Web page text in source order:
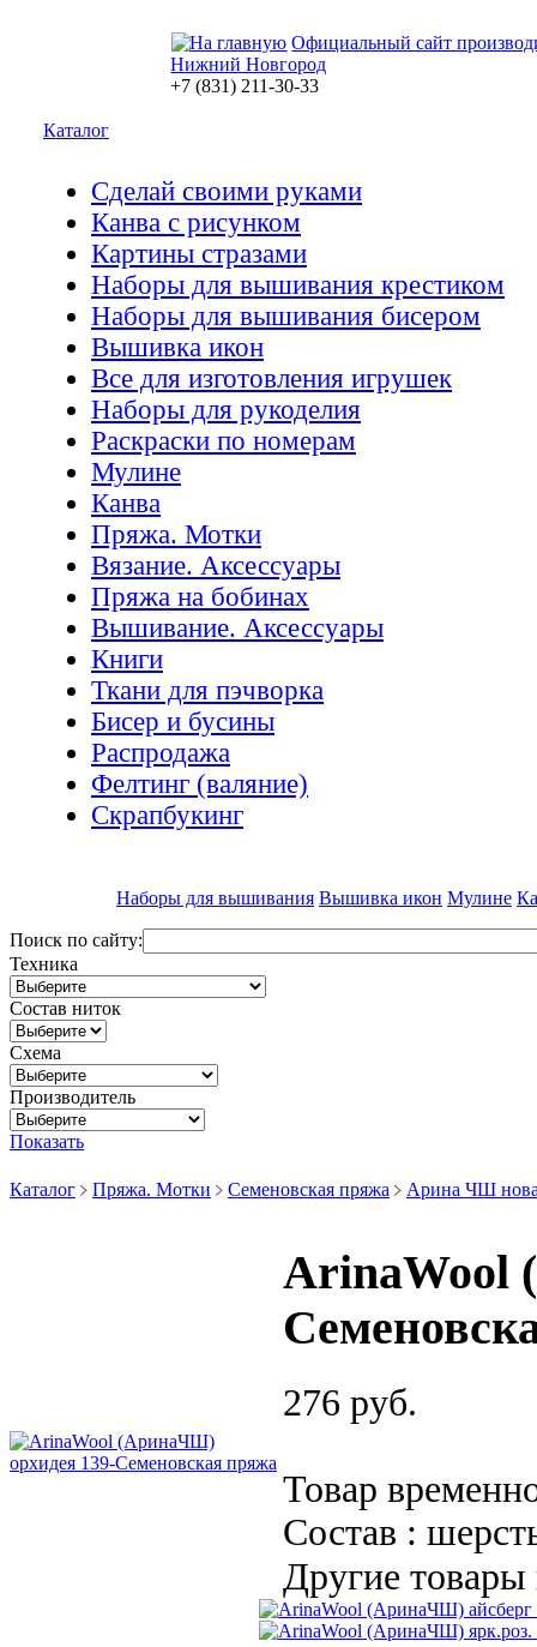
Официальный сайт
Нижний Новгород
+7 (831) 211-30-33
Каталог
Сделай своими руками
Канва с рисунком
Картины стразами
Наборы для вышивания крестиком
Наборы для вышивания бисером
Вышивка икон
Все для изготовления игрушек
Наборы для рукоделия
Раскраски по номерам
Мулине
Канва
Пряжа. Мотки
Вязание. Аксессуары
Пряжа на бобинах
Вышивание. Аксессуары
Книги
Ткани для пэчворка
Бисер и бусины
Распродажа
Фелтинг (валяние)
Скрапбукинг
Наборы для вышивания Вышивка икон Мулине
Поиск по сайту:
Техника
Состав ниток
Схема
Производитель
Показать
Каталог Пряжа. Мотки Семеновская пряжа Арина ЧШ
ArinaWool
276 руб.
Товар
Состав :
Другие товары